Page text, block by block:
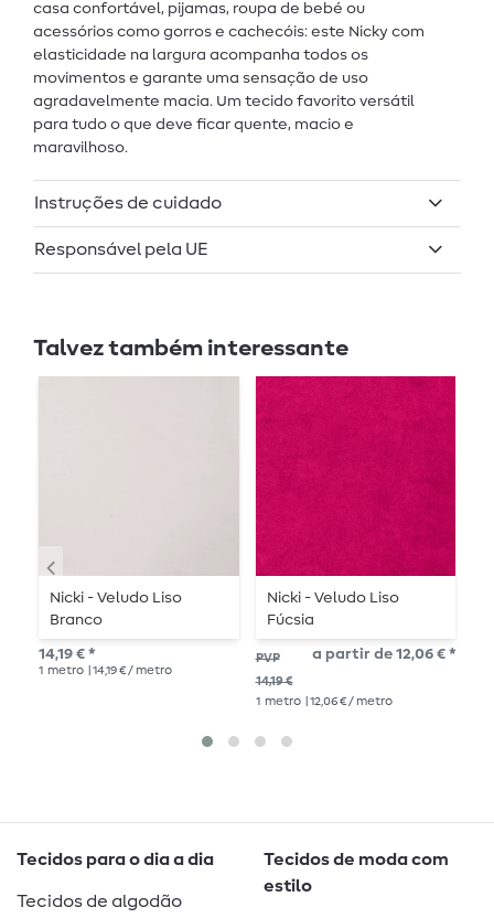
casa confortável, pijamas, roupa de bebé ou
acessórios como gorros e cachecóis: este Nicky com
elasticidade na largura acompanha todos os
movimentos e garante uma sensação de uso
agradavelmente macia. Um tecido favorito versátil
para tudo o que deve ficar quente, macio e
maravilhoso.
Instruções de cuidado
Responsável pela UE
Talvez também interessante
Nicki - Veludo Liso
Branco
14,19 € *
1 metro | 14,19 € / metro
Nicki - Veludo Liso
Fúcsia
PVP
14,19 €
a partir de 12,06 € *
1 metro | 12,06 € / metro
Tecidos para o dia a dia
Tecidos de algodão
Tecidos de moda com
estilo